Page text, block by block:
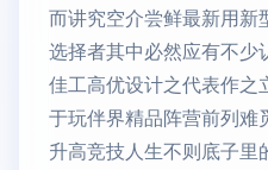
而讲究空介尝鲜最新用新
选择者其中必然应有不少
佳工高优设计之代表作之
于玩伴界精品阵营前列难
升高竞技人生不则底子里